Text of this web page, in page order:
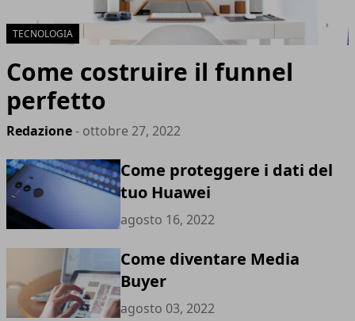
TECNOLOGIA
Come costruire il funnel
perfetto
Redazione- ottobre 27, 2022
Come proteggere i dati del
tuo Huawei
agosto 16, 2022
Come diventare Media
Buyer
agosto 03, 2022